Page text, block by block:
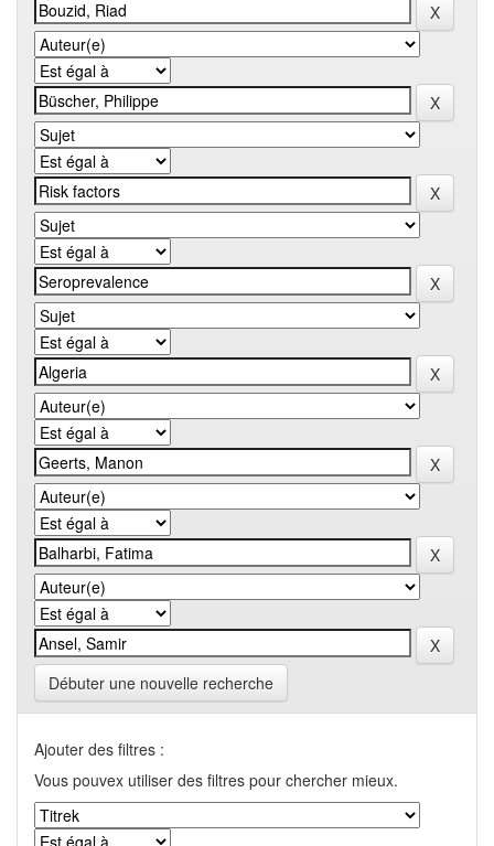
Débuter une nouvelle recherche
Ajouter des filtres :
Vous pouvex utiliser des filtres pour chercher mieux.